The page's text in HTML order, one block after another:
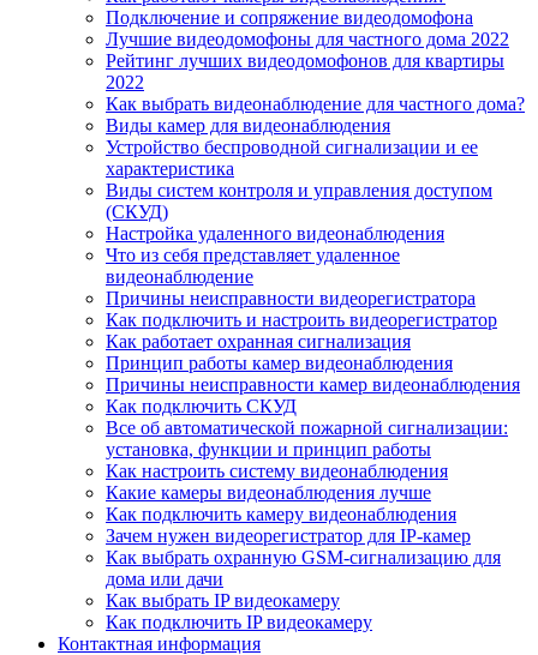
Подключение и сопряжение видеодомофона
Лучшие видеодомофоны для частного дома 2022
Рейтинг лучших видеодомофонов для квартиры
2022
Как выбрать видеонаблюдение для частного дома?
Виды камер для видеонаблюдения
Устройство беспроводной сигнализации и ее
характеристика
Виды систем контроля и управления доступом
(СКУД)
Настройка удаленного видеонаблюдения
Что из себя представляет удаленное
видеонаблюдение
Причины неисправности видеорегистратора
Как подключить и настроить видеорегистратор
Как работает охранная сигнализация
Принцип работы камер видеонаблюдения
Причины неисправности камер видеонаблюдения
Как подключить СКУД
Все об автоматической пожарной сигнализации:
установка, функции и принцип работы
Как настроить систему видеонаблюдения
Какие камеры видеонаблюдения лучше
Как подключить камеру видеонаблюдения
Зачем нужен видеорегистратор для IP-камер
Как выбрать охранную GSM-сигнализацию для
дома или дачи
Как выбрать IP видеокамеру
Как подключить IP видеокамеру
Контактная информация